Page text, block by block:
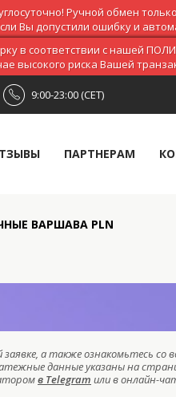
Ручной обмен
Вы допустили ошибку и
в соответствии с нашей
высокого риска Вашей
9:00-23:00 (CET)
ПАРТНЕРАМ
ВАРШАВА PLN
а также ознакомьтесь со
данные указаны на
в Telegram или в онлайн-